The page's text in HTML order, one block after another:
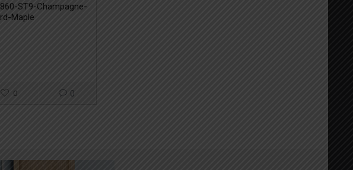
ST9-Champagne-
Maple
0 0